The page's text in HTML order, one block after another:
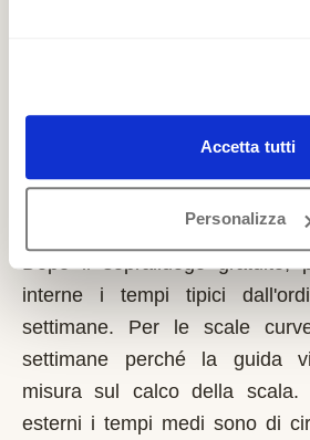
Accetta tutti
Personalizza
dei lavori. Possono fare
Quanto tempo serve per
montascale a Ailoche?
Dopo il sopralluogo gratuito,
interne i tempi tipici
settimane. Per le scale
settimane perché la guida
misura sul calco della scala.
esterni i tempi medi sono di